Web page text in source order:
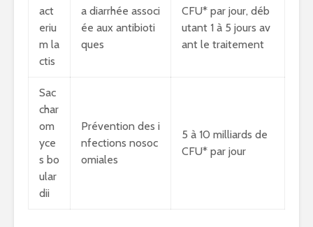
act
eriu
m la
ctis
a diarrhée associ
ée aux antibioti
ques
CFU* par jour, déb
utant 1 à 5 jours av
ant le traitement
Sac
char
om
yce
s bo
ular
dii
Prévention des i
nfections nosoc
omiales
5 à 10 milliards de
CFU* par jour